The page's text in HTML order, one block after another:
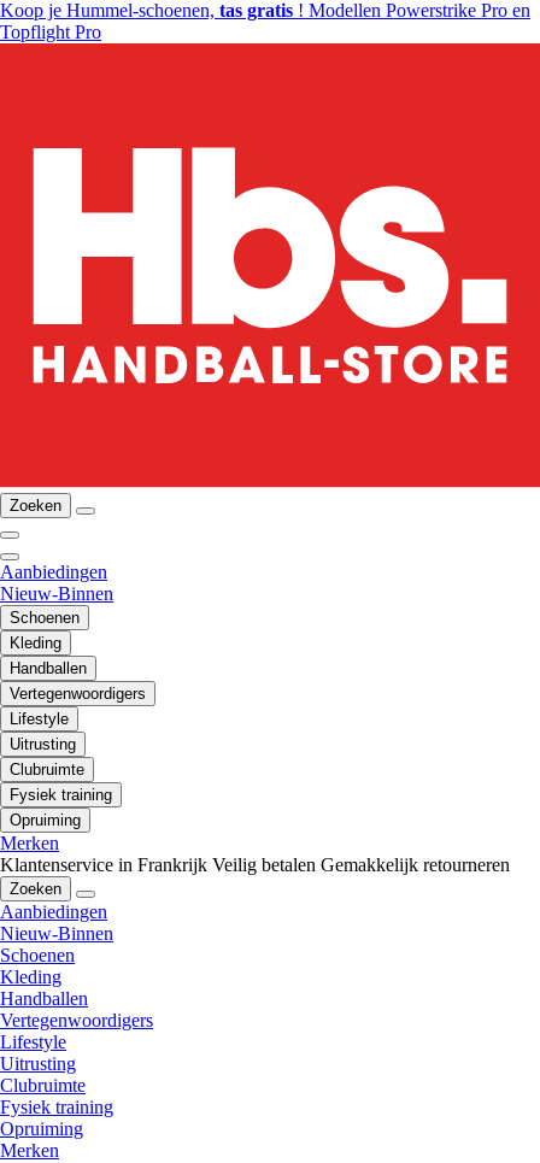
Koop je Hummel-schoenen, tas gratis ! Modellen Powerstrike Pro en
Topflight Pro
Zoeken
Aanbiedingen
Nieuw-Binnen
Schoenen
Kleding
Handballen
Vertegenwoordigers
Lifestyle
Uitrusting
Clubruimte
Fysiek training
Opruiming
Merken
Klantenservice in Frankrijk Veilig betalen Gemakkelijk retourneren
Zoeken
Aanbiedingen
Nieuw-Binnen
Schoenen
Kleding
Handballen
Vertegenwoordigers
Lifestyle
Uitrusting
Clubruimte
Fysiek training
Opruiming
Merken